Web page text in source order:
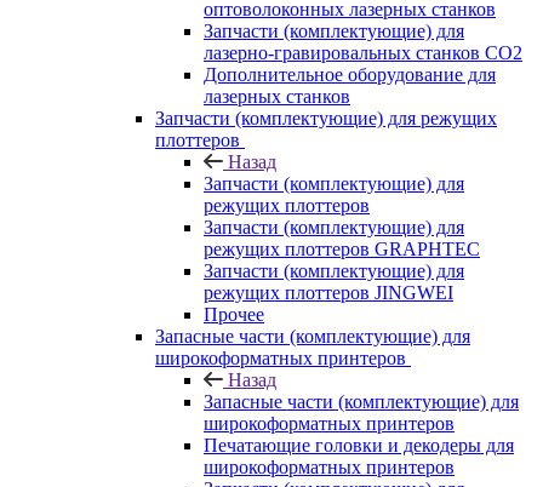
оптоволоконных лазерных станков
Запчасти (комплектующие) для
лазерно-гравировальных станков CO2
Дополнительное оборудование для
лазерных станков
Запчасти (комплектующие) для режущих
плоттеров
Назад
Запчасти (комплектующие) для
режущих плоттеров
Запчасти (комплектующие) для
режущих плоттеров GRAPHTEC
Запчасти (комплектующие) для
режущих плоттеров JINGWEI
Прочее
Запасные части (комплектующие) для
широкоформатных принтеров
Назад
Запасные части (комплектующие) для
широкоформатных принтеров
Печатающие головки и декодеры для
широкоформатных принтеров